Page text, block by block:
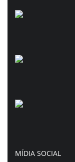
MÍDIA SOCIAL